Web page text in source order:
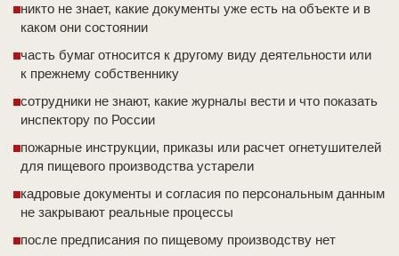
никто не знает, какие документы уже есть на объекте и в
каком они состоянии
часть бумаг относится к другому виду деятельности или
к прежнему собственнику
сотрудники не знают, какие журналы вести и что показать
инспектору по России
пожарные инструкции, приказы или расчет огнетушителей
для пищевого производства устарели
кадровые документы и согласия по персональным данным
не закрывают реальные процессы
после предписания по пищевому производству нет